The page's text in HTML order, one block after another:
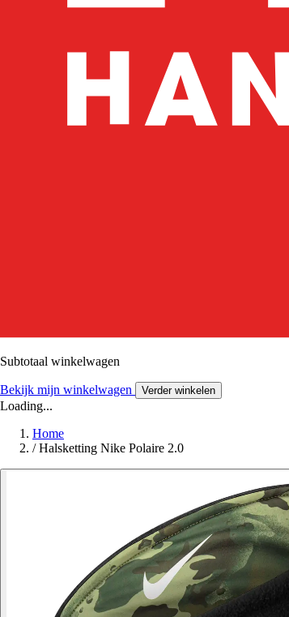
Subtotaal winkelwagen
Bekijk mijn winkelwagen Verder winkelen
Loading...
Home
/ Halsketting Nike Polaire 2.0